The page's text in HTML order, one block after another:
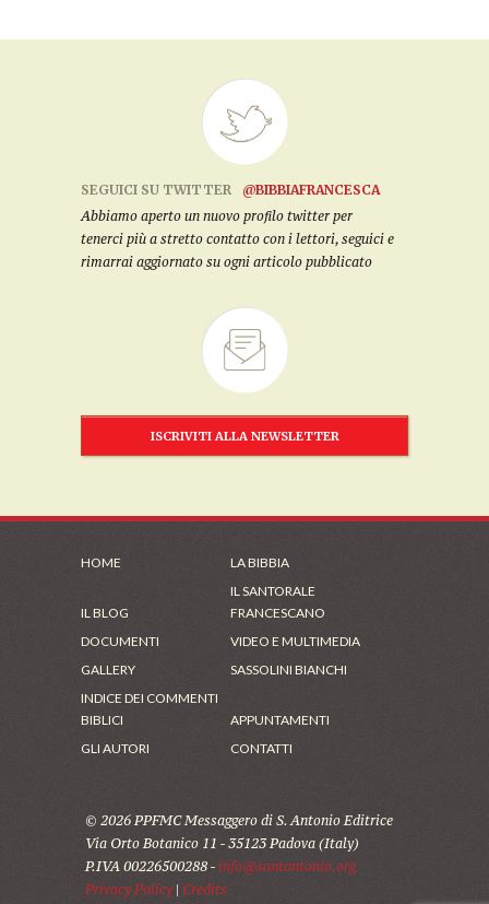
SEGUICI SU TWITTER
@BIBBIAFRANCESCA
Abbiamo aperto un nuovo profilo twitter per
tenerci più a stretto contatto con i lettori, seguici e
rimarrai aggiornato su ogni articolo pubblicato
ISCRIVITI ALLA NEWSLETTER
HOME LA BIBBIA
IL BLOG
IL SANTORALE
FRANCESCANO
DOCUMENTI
VIDEO E MULTIMEDIA
GALLERY
SASSOLINI BIANCHI
INDICE DEI COMMENTI
BIBLICI
APPUNTAMENTI
GLI AUTORI
CONTATTI
© 2026 PPFMC Messaggero di S. Antonio Editrice
Via Orto Botanico 11 - 35123 Padova (Italy)
P.IVA 00226500288 - info@santantonio.org
Privacy Policy| Credits